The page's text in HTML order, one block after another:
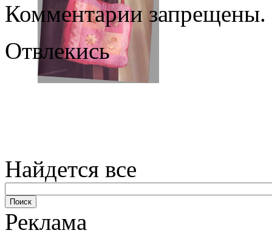
Комментарии запрещены.
Отвлекись
Найдется все
Реклама